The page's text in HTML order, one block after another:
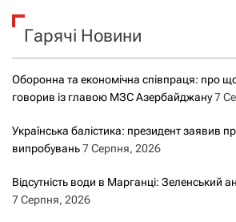
к
Гарячі Новини
Оборонна та економічна співпраця: про
говорив із главою МЗС Азербайджану7
Українська балістика: президент заявив
випробувань7 Серпня, 2026
Відсутність води в Марганці: Зеленський
7 Серпня, 2026